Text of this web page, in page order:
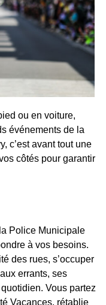
ou en voiture,
événements de la
c’est avant tout une
côtés pour garantir
Police Municipale
à vos besoins.
des rues, s’occuper
errants, ses
Vous partez
Vacances, rétablie